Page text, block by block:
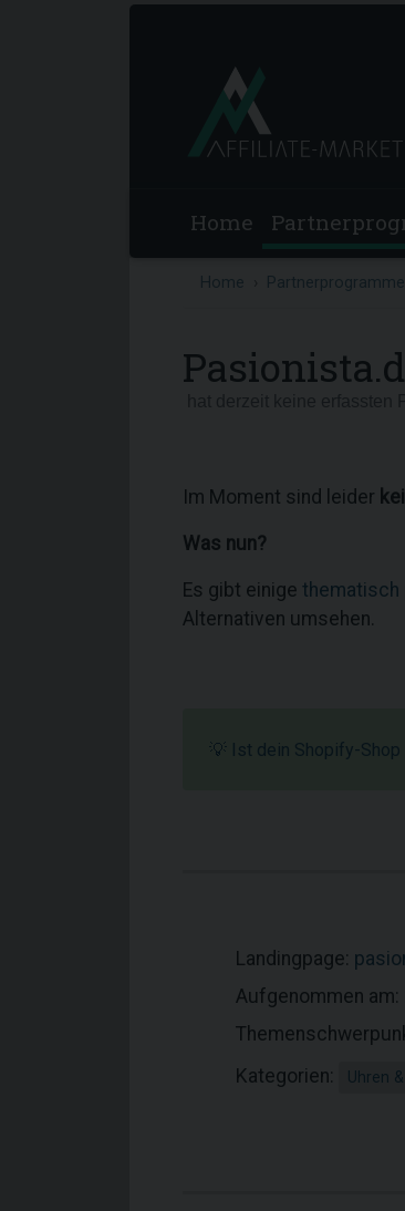
Home
Home Partnerprogramme
Im Moment sind leider
Was nun?
Es gibt einige thematisch
Alternativen umsehen.
💡 Ist dein Shopify-Shop
Landingpage:
Aufgenommen am:
Kategorien:
Uhren